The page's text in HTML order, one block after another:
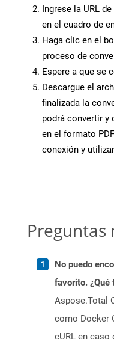
Ingrese la URL
en el cuadro de
Haga clic en el
proceso de
Espere a que se
Descargue el
finalizada la
podrá convertir y
en el formato
conexión y
Preguntas
No puedo
favorito. ¿Qué
Aspose.Total
como Docker
cURL en caso